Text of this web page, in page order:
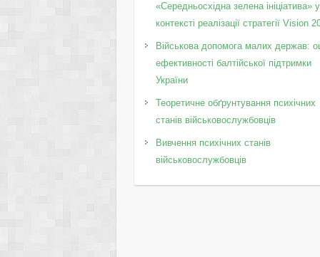
«Середньосхідна зелена ініціатива» у
контексті реалізації стратегії Vision
Військова допомога малих держав:
ефективності балтійської підтримки
України
Теоретичне обґрунтування психічних
станів військовослужбовців
Вивчення психічних станів
військовослужбовців